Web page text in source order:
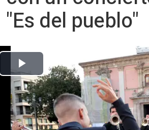
"Es del pueblo"
El concejal de Acción Cultural, Patrimonio y Recursos Culturales,
Europa Press C. Valenciana
Publicado: jueves, 2 octubre 2025 17:04
VALÈNCIA 2 Oct. (EUROPA